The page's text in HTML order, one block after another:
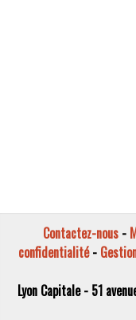
Contactez-nous -
confidentialité-
Lyon Capitale - 51